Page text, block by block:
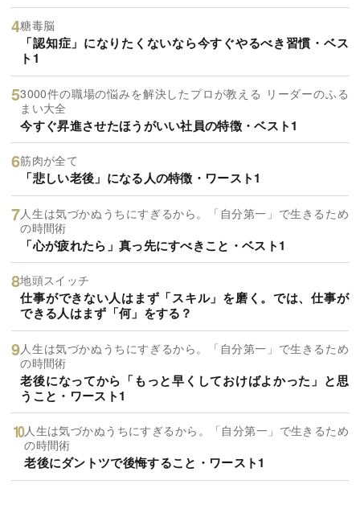
糖毒脳
「認知症」になりたくないなら今すぐやるべき習慣・ベス
ト1
3000件の職場の悩みを解決したプロが教える リーダーのふる
まい大全
今すぐ昇進させたほうがいい社員の特徴・ベスト1
筋肉が全て
「悲しい老後」になる人の特徴・ワースト1
人生は気づかぬうちにすぎるから。「自分第一」で生きるため
の時間術
「心が疲れたら」真っ先にすべきこと・ベスト1
地頭スイッチ
仕事ができない人はまず「スキル」を磨く。では、仕事が
できる人はまず「何」をする？
人生は気づかぬうちにすぎるから。「自分第一」で生きるため
の時間術
老後になってから「もっと早くしておけばよかった」と思
うこと・ワースト1
人生は気づかぬうちにすぎるから。「自分第一」で生きるため
の時間術
老後にダントツで後悔すること・ワースト1